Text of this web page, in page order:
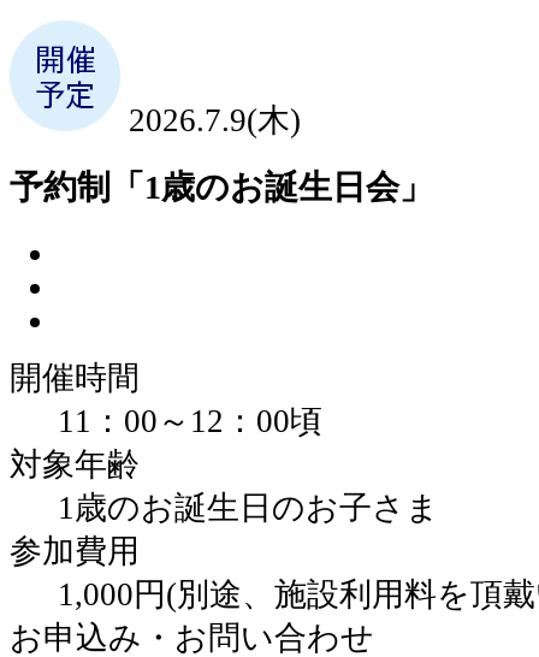
2026.7.9(木)
予約制「1歳のお誕生日会」
開催時間
11：00～12：00頃
対象年齢
1歳のお誕生日のお子さま
参加費用
1,000円(別途、施設利用料を頂
お申込み・お問い合わせ